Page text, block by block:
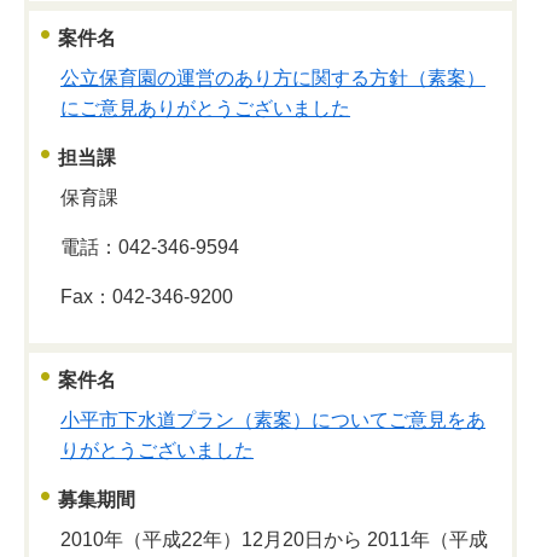
案件名
公立保育園の運営のあり方に関する方針（素案）
にご意見ありがとうございました
担当課
保育課
電話：042-346-9594
Fax：042-346-9200
案件名
小平市下水道プラン（素案）についてご意見をあ
りがとうございました
募集期間
2010年（平成22年）12月20日から 2011年（平成